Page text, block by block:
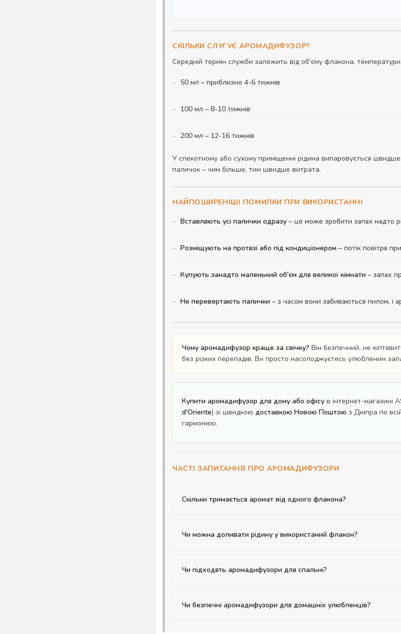
СКІЛЬКИ СЛУГУЄ АРОМАДИФУЗОР?
Середній термін служби залежить від об'єму флакона, температури
50 мл – приблизно 4-6 тижнів
100 мл – 8-10 тижнів
200 мл – 12-16 тижнів
У спекотному або сухому приміщенні рідина випаровується
паличок – чим більше, тим швидше витрата.
НАЙПОШИРЕНІШІ ПОМИЛКИ ПРИ ВИКОРИСТАННІ
Вставляють усі палички одразу – це може зробити запах надто
Розміщують на протязі або під кондиціонером – потік повітря
Купують занадто маленький об'єм для великої кімнати – запах
Не перевертають палички – з часом вони забиваються пилом, і
Чому аромадифузор краще за свічку? Він безпечний, не
без різких перепадів. Ви просто насолоджуєтесь улюбленим
Купити аромадифузор для дому або офісу в інтернет-магазині
d'Oriente) зі швидкою доставкою Новою Поштою з Дніпра по
гармонією.
ЧАСТІ ЗАПИТАННЯ ПРО АРОМАДИФУЗОРИ
Скільки тримається аромат від одного флакона?
Чи можна доливати рідину у використаний флакон?
Чи підходять аромадифузори для спальні?
Чи безпечні аромадифузори для домашніх улюбленців?